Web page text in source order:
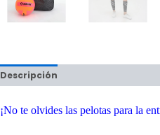
Descripción
¡No te olvides las pelotas para la